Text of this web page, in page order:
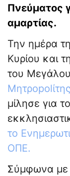
Πνεύματος
αμαρτίας.
Την ημέρα
Κυρίου και
του
μίλησε για
το
ΟΠΕ.
Σύμφωνα με